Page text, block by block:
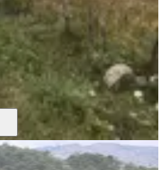
m² · 21.12.2023
Kiraz Bahçeli Yaylalık